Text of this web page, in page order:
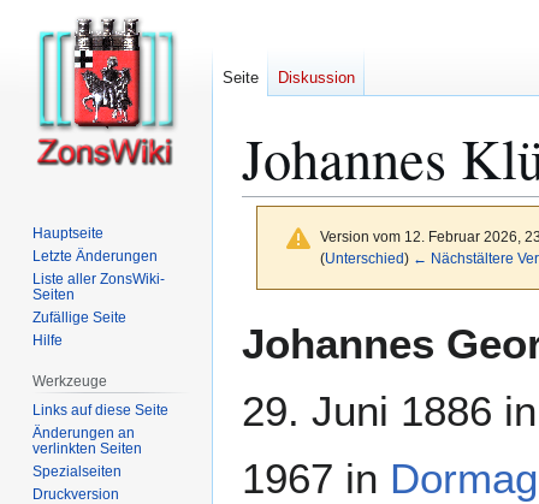
Johannes
Version vom 12. Februar 2026,
(Unterschied) ← Nächstältere
Navigation
Suche
Johannes
29. Juni 1886
1967 in
Seite Diskussion
Hauptseite
Letzte Änderungen
Liste aller ZonsWiki-
Seiten
Zufällige Seite
Hilfe
Werkzeuge
Links auf diese Seite
Änderungen an
verlinkten Seiten
Spezialseiten
Druckversion